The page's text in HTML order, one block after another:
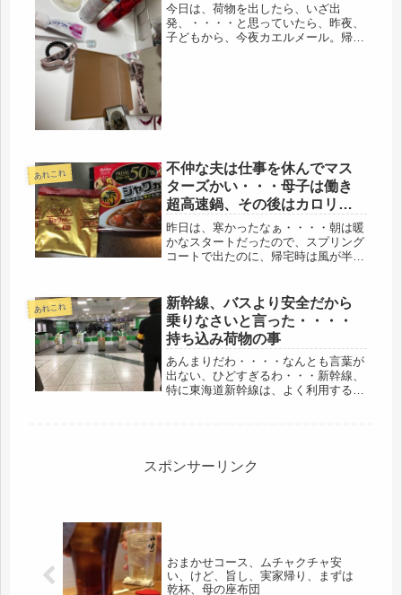
今日は、荷物を出したら、いざ出
発、・・・・と思っていたら、昨夜、
子どもから、今夜カエルメール。帰る
あれこれ
不仲な夫は仕事を休んでマス
ターズかい・・・母子は働き
超高速鍋、その後はカロリー
50％OFFカレー
昨日は、寒かったなぁ・・・・朝は暖
かなスタートだったので、スプリング
コートで出たのに、帰宅時は風が半端
なってきた(-_-;)とにかく、家にたどり
つくと、5分遅れで娘も帰宅...
あれこれ
新幹線、バスより安全だから
乗りなさいと言った・・・・
持ち込み荷物の事
あんまりだわ・・・・なんとも言葉が
出ない、ひどすぎるわ・・・新幹線、
特に東海道新幹線は、よく利用する。
な...
スポンサーリンク
おまかせコース、ムチャクチャ安
い、けど、旨し、実家帰り、まずは
乾杯、母の座布団